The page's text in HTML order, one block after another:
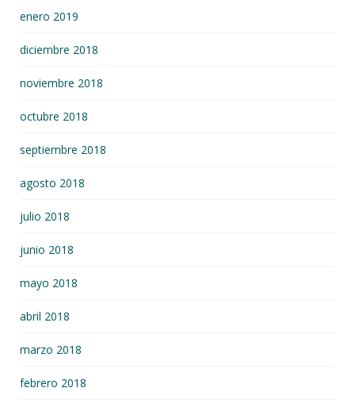
enero 2019
diciembre 2018
noviembre 2018
octubre 2018
septiembre 2018
agosto 2018
julio 2018
junio 2018
mayo 2018
abril 2018
marzo 2018
febrero 2018